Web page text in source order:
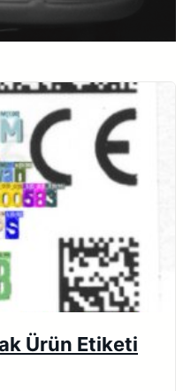
Ürün Etiketi